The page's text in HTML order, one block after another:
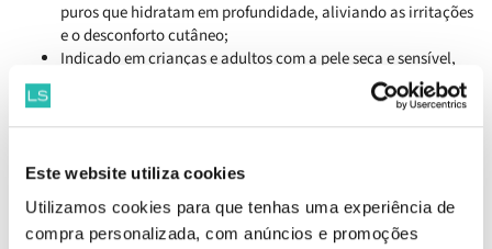
Este website utiliza cookies
Utilizamos cookies para que tenhas uma experiência de
compra personalizada, com anúncios e promoções
puros que hidratam em profundidade, aliviando as irritações
e o desconforto cutâneo;
Indicado em crianças e adultos com a pele seca e sensível,
com tendência para irritações, pele a repuxar ou com
Indicações
Pele seca e sensível com tendência para irritações;
Limpeza da pele.